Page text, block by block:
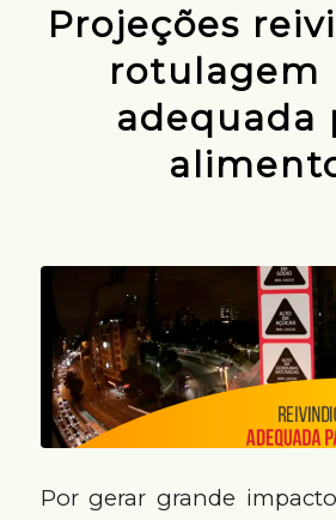
Projeções
rotulagem
adequada
Por gerar grande